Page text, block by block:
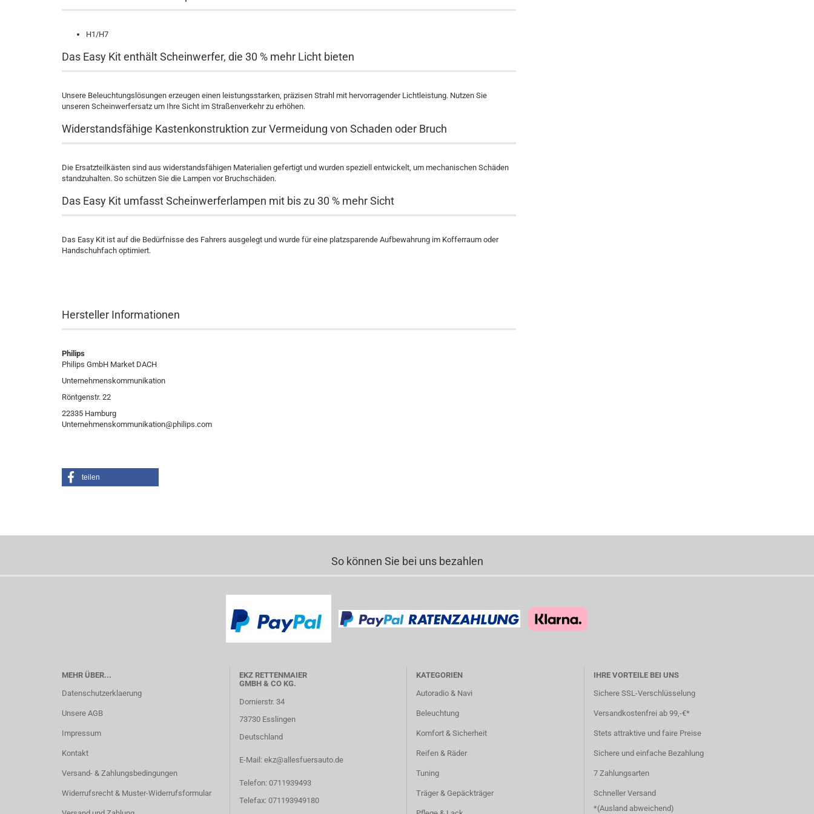
H1/H7
Das Easy Kit enthält Scheinwerfer, die 30 % mehr Licht bieten
Unsere Beleuchtungslösungen erzeugen einen leistungsstarken, präzisen Strahl mit hervorragender Lichtleistung. Nutzen Sie
unseren Scheinwerfersatz um Ihre Sicht im Straßenverkehr zu erhöhen.
Widerstandsfähige Kastenkonstruktion zur Vermeidung von Schaden oder Bruch
Die Ersatzteilkästen sind aus widerstandsfähigen Materialien gefertigt und wurden speziell entwickelt, um mechanischen Schäden
standzuhalten. So schützen Sie die Lampen vor Bruchschäden.
Das Easy Kit umfasst Scheinwerferlampen mit bis zu 30 % mehr Sicht
Das Easy Kit ist auf die Bedürfnisse des Fahrers ausgelegt und wurde für eine platzsparende Aufbewahrung im Kofferraum oder
Handschuhfach optimiert.
Hersteller Informationen
Philips
Philips GmbH Market DACH
Unternehmenskommunikation
Röntgenstr. 22
22335 Hamburg
Unternehmenskommunikation@philips.com
teilen
So können Sie bei uns bezahlen
MEHR ÜBER...
Datenschutzerklaerung
Unsere AGB
Impressum
Kontakt
Versand- & Zahlungsbedingungen
Widerrufsrecht & Muster-Widerrufsformular
EKZ RETTENMAIER
GMBH & CO KG.
Dornierstr. 34
73730 Esslingen
Deutschland
E-Mail: ekz@allesfuersauto.de
Telefon: 0711939493
Telefax: 071193949180
KATEGORIEN
Autoradio & Navi
Beleuchtung
Komfort & Sicherheit
Reifen & Räder
Tuning
Träger & Gepäckträger
IHRE VORTEILE BEI UNS
Sichere SSL-Verschlüsselung
Versandkostenfrei ab 99,-€*
Stets attraktive und faire Preise
Sichere und einfache Bezahlung
7 Zahlungsarten
Schneller Versand
*(Ausland abweichend)